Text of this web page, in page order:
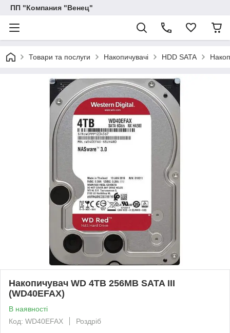
ПП "Компания "Венец"
Товари та послуги Накопичувачі HDD SATA
Накопичувач WD 4TB 256MB SATA III
(WD40EFAX)
В наявності
Код: WD40EFAX
Роздріб